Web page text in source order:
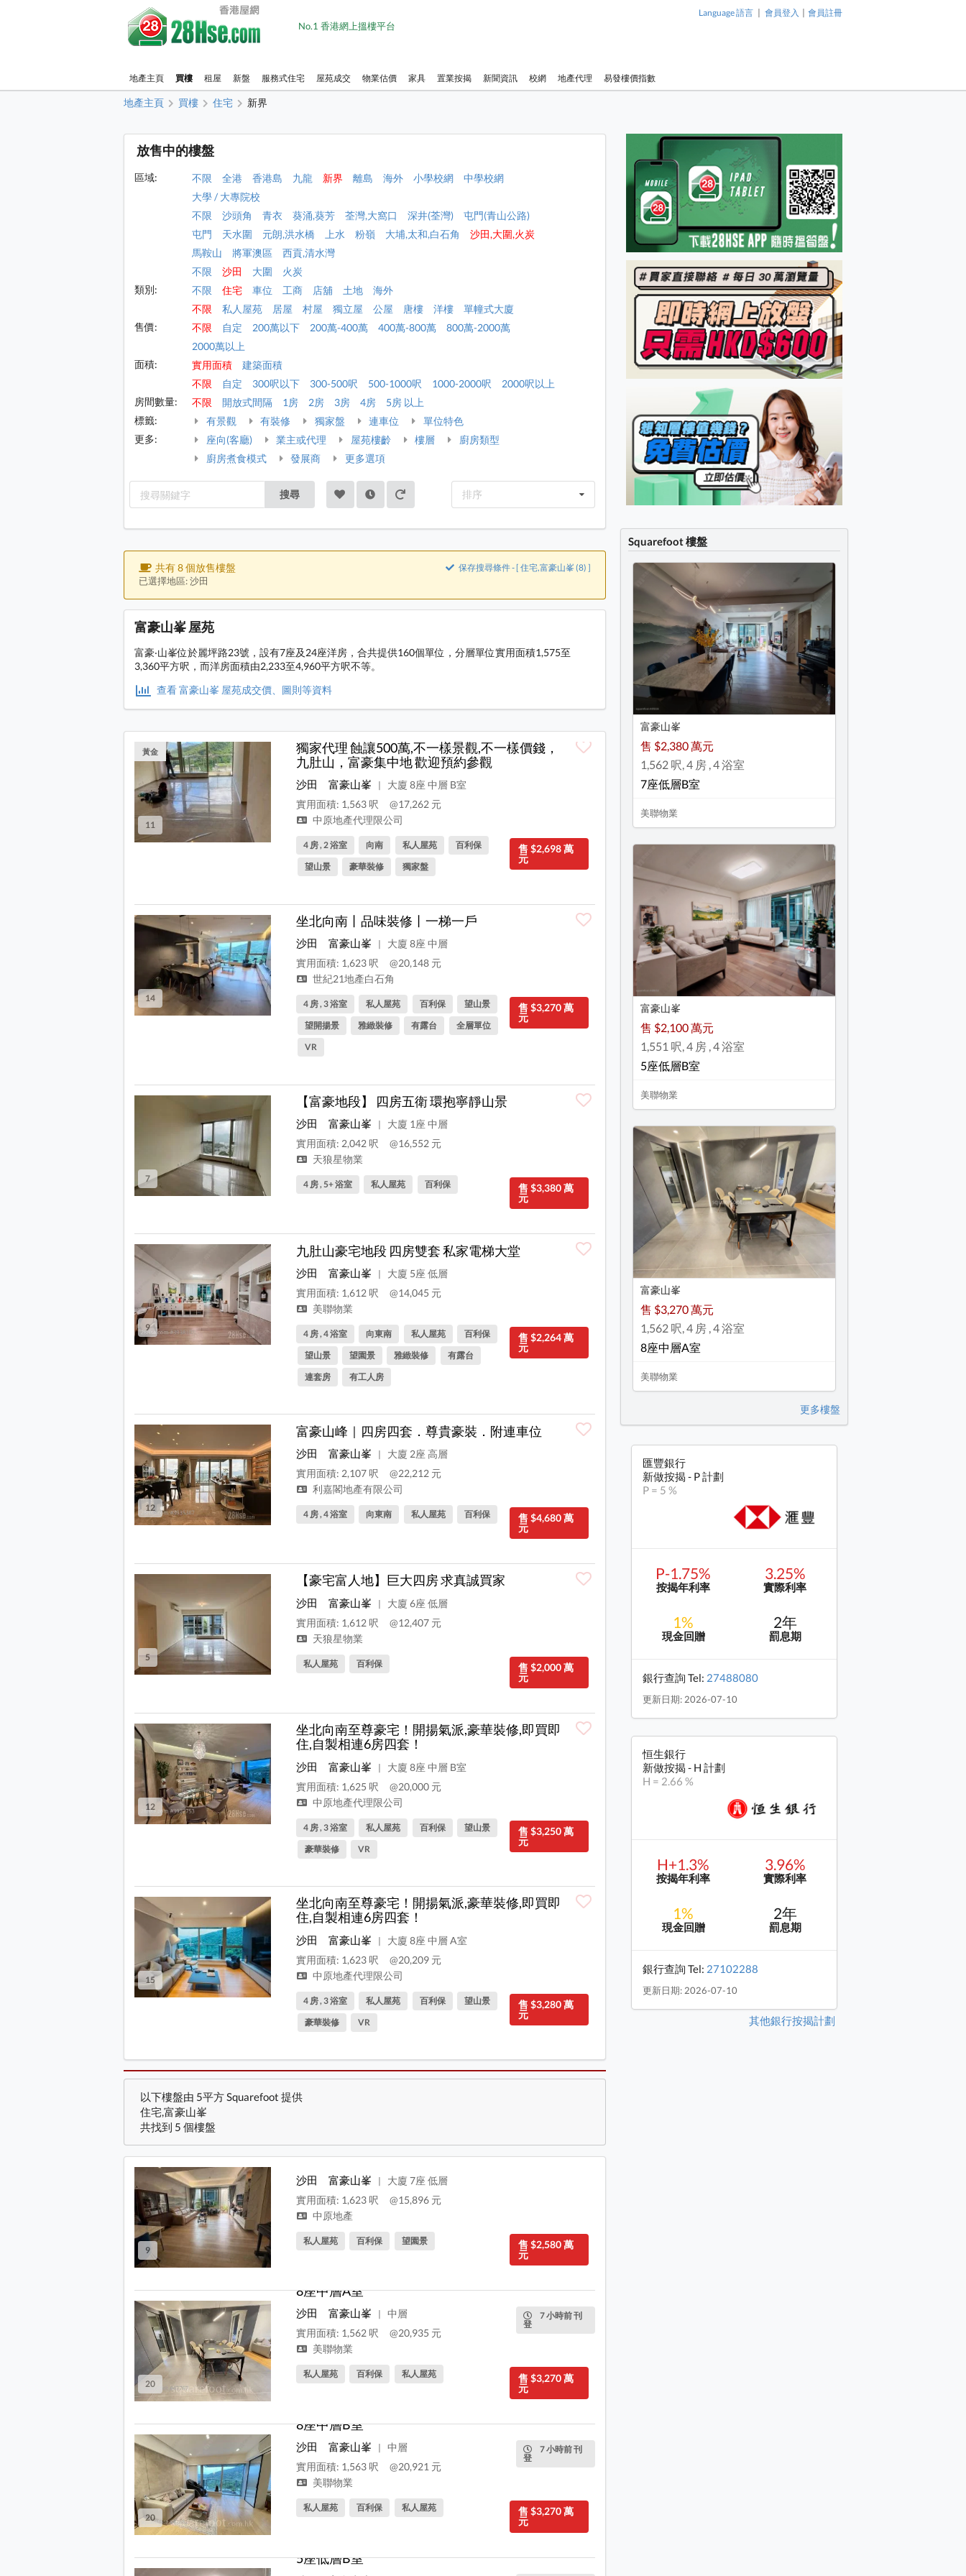
No.1 香港網上搵樓平台
Language 語言 | 會員登入 | 會員註冊
地產主頁 買樓 租屋 新盤 服務式住宅 屋苑成交 物業估價 家具 置業按揭 新聞資訊 校網 地產代理 易發樓價指數
地產主頁 買樓 住宅 新界
放售中的樓盤
區域: 不限 全港 香港島 九龍 新界 離島 海外 小學校網
中學校網
大學 / 大專院校
不限
沙頭角 青衣 葵涌,葵芳 荃灣,大窩口 深井(荃灣)
屯門(青山公路)
屯門
天水圍 元朗,洪水橋 上水 粉嶺 大埔,太和,白石角
沙田,大圍,火炭
馬鞍山
將軍澳區
西貢,清水灣
不限
沙田 大圍
火炭
類別:
不限 住宅 車位 工商 店舖 土地
海外
不限
私人屋苑 居屋 村屋 獨立屋 公屋 唐樓 洋樓
單幢式大廈
售價:
不限 自定 200萬以下 200萬-400萬 400萬-800萬
800萬-2000萬
2000萬以上
面積:
實用面積
建築面積
不限
自定 300呎以下 300-500呎 500-1000呎 1000-2000呎
2000呎以上
房間數量:
不限 開放式間隔 1房 2房 3房 4房
5房 以上
標籤:
有景觀 有裝修 獨家盤 連車位
單位特色
更多:
座向(客廳) 業主或代理 屋苑樓齡 樓層
廚房類型
廚房煮食模式
發展商 更多選項
搜尋 排序
共有 8 個放售樓盤
已選擇地區: 沙田
保存搜尋條件 - [ 住宅,富豪山峯 (8) ]
富豪山峯 屋苑
富豪‧山峯位於麗坪路23號，設有7座及24座洋房，合共提供160個單位，分層單位實用面積1,575至
3,360平方呎，而洋房面積由2,233至4,960平方呎不等。
查看 富豪山峯 屋苑成交價、圖則等資料
11
黃金
獨家代理 蝕讓500萬,不一樣景觀,不一樣價錢，
九肚山，富豪集中地 歡迎預約參觀
沙田 富豪山峯 |
大廈 8座 中層 B室
實用面積: 1,563 呎
@17,262 元
中原地產代理限公司
售 $2,698 萬
元
4 房 , 2 浴室 向南 私人屋苑
百利保
望山景
豪華裝修 獨家盤
14
坐北向南丨品味裝修丨一梯一戶
沙田 富豪山峯 |
大廈 8座 中層
實用面積: 1,623 呎
@20,148 元
世紀21地產白石角
售 $3,270 萬
元
4 房 , 3 浴室 私人屋苑 百利保
望山景
望開揚景
雅緻裝修 有露台
全層單位
VR
7
【富豪地段】 四房五衛 環抱寧靜山景
沙田 富豪山峯 |
大廈 1座 中層
實用面積: 2,042 呎
@16,552 元
天狼星物業
售 $3,380 萬
元
4 房 , 5+ 浴室 私人屋苑 百利保
9
九肚山豪宅地段 四房雙套 私家電梯大堂
沙田 富豪山峯 |
大廈 5座 低層
實用面積: 1,612 呎
@14,045 元
美聯物業
售 $2,264 萬
元
4 房 , 4 浴室 向東南 私人屋苑
百利保
望山景
望園景 雅緻裝修
有露台
連套房
有工人房
12
富豪山峰｜四房四套．尊貴豪裝．附連車位
沙田 富豪山峯 |
大廈 2座 高層
實用面積: 2,107 呎
@22,212 元
利嘉閣地產有限公司
售 $4,680 萬
元
4 房 , 4 浴室 向東南 私人屋苑 百利保
5
【豪宅富人地】巨大四房 求真誠買家
沙田 富豪山峯 |
大廈 6座 低層
實用面積: 1,612 呎
@12,407 元
天狼星物業
售 $2,000 萬
元
私人屋苑 百利保
12
坐北向南至尊豪宅！開揚氣派,豪華裝修,即買即
住,自製相連6房四套！
沙田 富豪山峯 |
大廈 8座 中層 B室
實用面積: 1,625 呎
@20,000 元
中原地產代理限公司
售 $3,250 萬
元
4 房 , 3 浴室 私人屋苑 百利保
望山景
豪華裝修
VR
15
坐北向南至尊豪宅！開揚氣派,豪華裝修,即買即
住,自製相連6房四套！
沙田 富豪山峯 |
大廈 8座 中層 A室
實用面積: 1,623 呎
@20,209 元
中原地產代理限公司
售 $3,280 萬
元
4 房 , 3 浴室 私人屋苑 百利保
望山景
豪華裝修
VR
以下樓盤由 5平方 Squarefoot 提供
住宅,富豪山峯
共找到 5 個樓盤
9
富豪系列，獨特地段，千尺四房兩套 ，可約睇
沙田 富豪山峯 |
大廈 7座 低層
實用面積: 1,623 呎
@15,896 元
中原地產
售 $2,580 萬
元
私人屋苑 百利保 望園景
20
8座中層A室
7 小時前 刊
登
沙田 富豪山峯 |
中層
實用面積: 1,562 呎
@20,935 元
美聯物業
售 $3,270 萬
元
私人屋苑 百利保 私人屋苑
20
8座中層B室
7 小時前 刊
登
沙田 富豪山峯 |
中層
實用面積: 1,563 呎
@20,921 元
美聯物業
售 $3,270 萬
元
私人屋苑 百利保 私人屋苑
5座低層B室
Squarefoot 樓盤
富豪山峯
售 $2,380 萬元
1,562 呎, 4 房 , 4 浴室
7座低層B室
美聯物業
富豪山峯
售 $2,100 萬元
1,551 呎, 4 房 , 4 浴室
5座低層B室
美聯物業
富豪山峯
售 $3,270 萬元
1,562 呎, 4 房 , 4 浴室
8座中層A室
美聯物業
更多樓盤
匯豐銀行
新做按揭 - P 計劃
P = 5 %
P-1.75%
按揭年利率
3.25%
實際利率
1%
現金回贈
2年
罰息期
銀行查詢 Tel: 27488080
更新日期: 2026-07-10
恒生銀行
新做按揭 - H 計劃
H = 2.66 %
H+1.3%
按揭年利率
3.96%
實際利率
1%
現金回贈
2年
罰息期
銀行查詢 Tel: 27102288
更新日期: 2026-07-10
其他銀行按揭計劃